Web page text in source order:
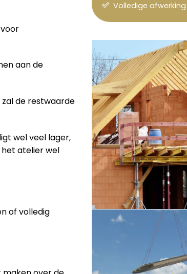
aan de
de restwaarde
wel veel lager,
atelier wel
of volledig
Volledige